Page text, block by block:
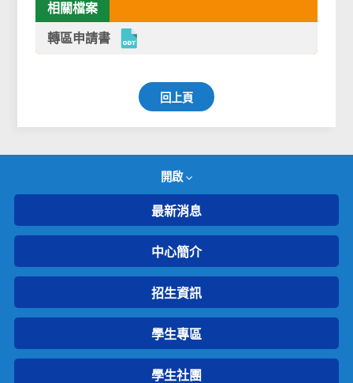
相關檔案
轉區申請書
回上頁
開啟
最新消息
中心簡介
招生資訊
學生專區
學生社團